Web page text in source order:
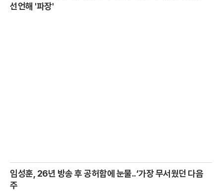
선언해 '파장'
임성훈, 26년 방송 후 공허함에 눈물..‘가장 무서웠던 다음
주